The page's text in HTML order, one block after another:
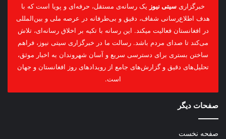
خبرگزاری سیتی نیوز یک رسانه‌ی مستقل، حرفه‌ای و پویا است که با
هدف اطلاع‌رسانی شفاف، دقیق و بی‌طرفانه در عرصه ملی و بین‌المللی
در افغانستان فعالیت میکند. این رسانه با تکیه بر اخلاق رسانه‌ای، تلاش
می‌کند تا صدای مردم باشد. رسالت ما در خبرگزاری سیتی نیوز، فراهم
ساختن بستری برای دسترسی سریع و آسان شهروندان به اخبار موثق،
تحلیل‌های دقیق و گزارش‌های جامع از رویدادهای روز افغانستان و جهان
است.
صفحات دیگر
صفحه نخست